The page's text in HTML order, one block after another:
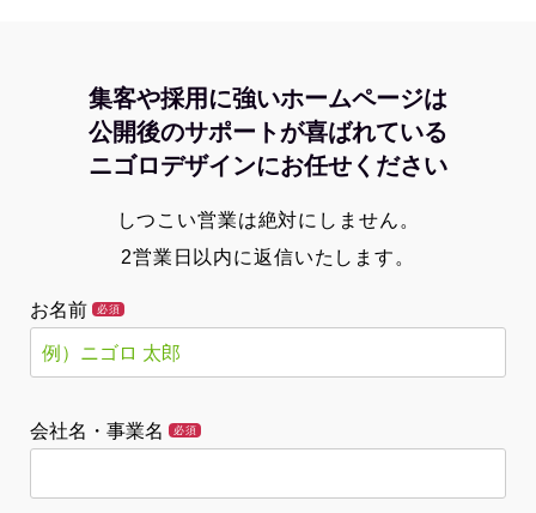
集客や採用に強いホームページは
公開後のサポートが喜ばれている
ニゴロデザインにお任せください
しつこい営業は絶対にしません。
2営業日以内に返信いたします。
お名前 必須
会社名・事業名 必須